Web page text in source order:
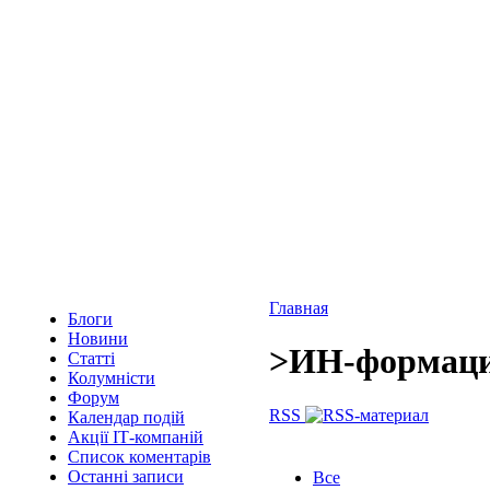
Блоги
Новини
Статті
Колумністи
Форум
Календар подій
Акції ІТ-компаній
Список коментарів
Останні записи
Главная
>ИН-
RSS
Все